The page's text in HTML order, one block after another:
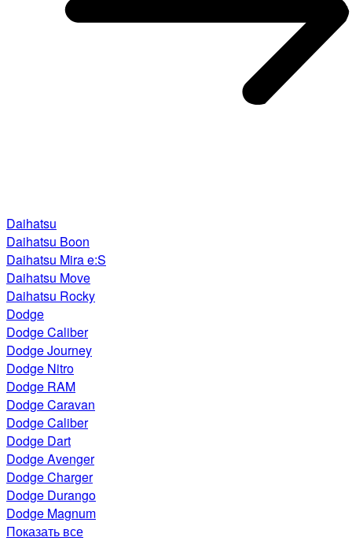
Daihatsu
Daihatsu Boon
Daihatsu Mira e:S
Daihatsu Move
Daihatsu Rocky
Dodge
Dodge Caliber
Dodge Journey
Dodge Nitro
Dodge RAM
Dodge Caravan
Dodge Caliber
Dodge Dart
Dodge Avenger
Dodge Charger
Dodge Durango
Dodge Magnum
Показать все